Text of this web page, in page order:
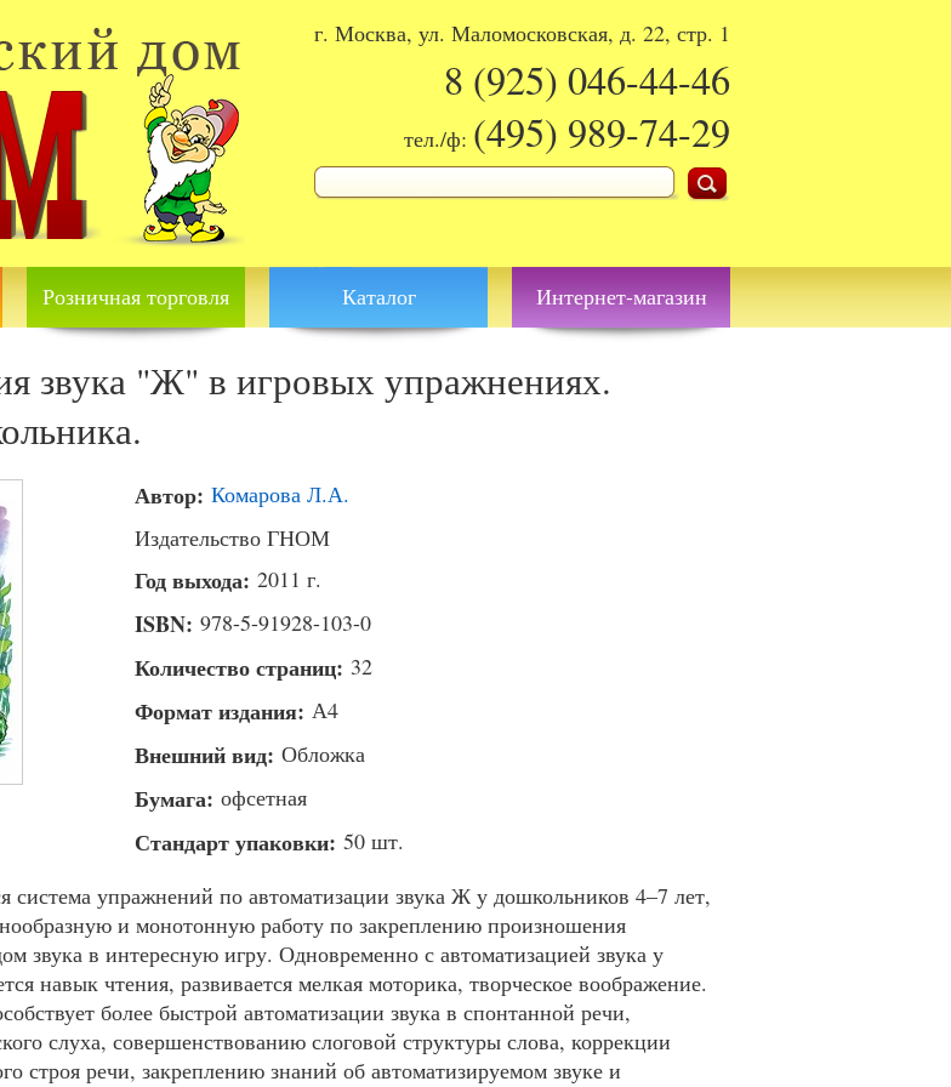
г. Москва, ул. Маломосковская, д. 22, стр. 1
8 (925) 046-44-46
тел./ф: (495) 989-74-29
Форма поиска
Поиск
Розничная торговля Каталог Интернет-магазин
звука "Ж" в игровых упражнениях.
Автор: Комарова Л.А.
Издательство ГНОМ
Год выхода: 2011 г.
ISBN: 978-5-91928-103-0
Количество страниц: 32
Формат издания: А4
Внешний вид: Обложка
Бумага: офсетная
Стандарт упаковки: 50 шт.
система упражнений по автоматизации звука Ж у дошкольников 4–7 лет,
и монотонную работу по закреплению произношения
звука в интересную игру. Одновременно с автоматизацией звука у
навык чтения, развивается мелкая моторика, творческое воображение.
более быстрой автоматизации звука в спонтанной речи,
слуха, совершенствованию слоговой структуры слова, коррекции
строя речи, закреплению знаний об автоматизируемом звуке и